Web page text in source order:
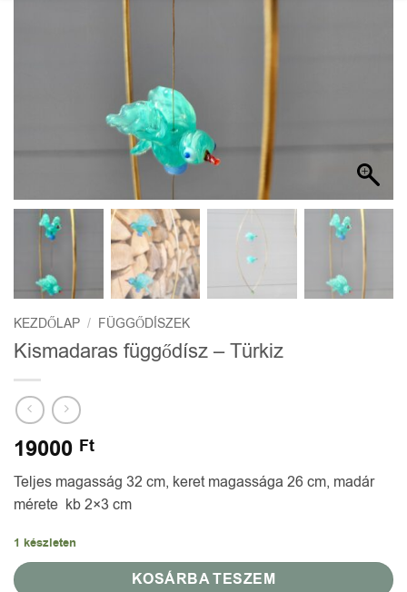
KEZDŐLAP / FÜGGŐDÍSZEK
Kismadaras függődísz – Türkiz
19000 Ft
Teljes magasság 32 cm, keret magassága 26 cm, madár
mérete kb 2×3 cm
1 készleten
KOSÁRBA TESZEM